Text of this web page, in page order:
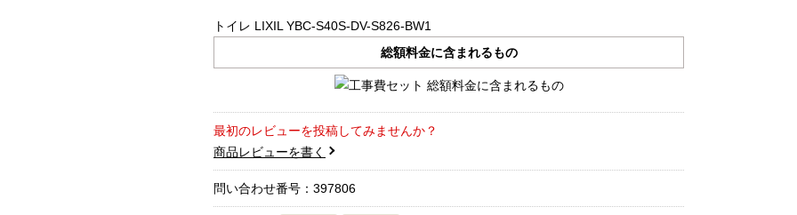
トイレ LIXIL YBC-S40S-DV-S826-BW1
総額料金に含まれるもの
最初のレビューを投稿してみませんか？
商品レビューを書く
問い合わせ番号：397806